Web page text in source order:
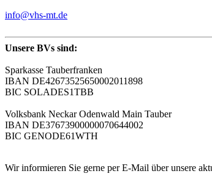
info@vhs-mt.de
Unsere BVs sind:
Sparkasse Tauberfranken
IBAN DE42673525650002011898
BIC SOLADES1TBB
Volksbank Neckar Odenwald Main Tauber
IBAN DE37673900000070644002
BIC GENODE61WTH
Wir informieren Sie gerne per E-Mail über unsere